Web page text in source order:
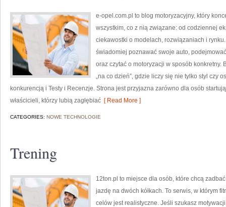
e-opel.com.pl to blog motoryzacyjny, który
wszystkim, co z nią związane: od codziennej
ciekawostki o modelach, rozwiązaniach i
świadomiej poznawać swoje auto,
oraz czytać o motoryzacji w sposób konkretny.
„na co dzień”, gdzie liczy się nie tylko styl czy
konkurencją i Testy i Recenzje. Strona jest przyjazna zarówno dla osób
właścicieli, którzy lubią zagłębiać [ Read More ]
CATEGORIES: NOWE TECHNOLOGIE
Trening
12ton.pl to miejsce dla osób, które chcą
jazdę na dwóch kółkach. To serwis, w którym
celów jest realistyczne. Jeśli szukasz